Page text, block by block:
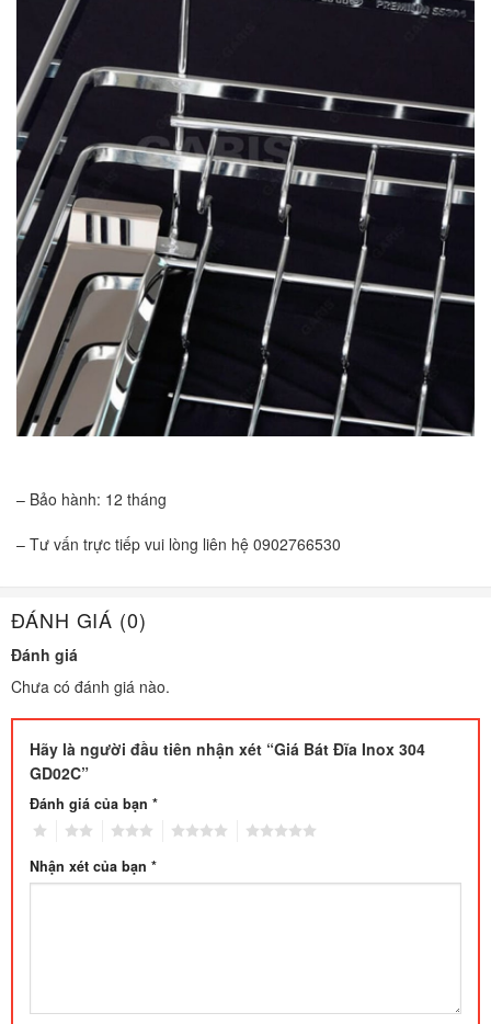
– Bảo hành: 12 tháng
– Tư vấn trực tiếp vui lòng liên hệ 0902766530
ĐÁNH GIÁ (0)
Đánh giá
Chưa có đánh giá nào.
Hãy là người đầu tiên nhận xét “Giá Bát Đĩa Inox 304
GD02C”
Đánh giá của bạn *
Nhận xét của bạn *